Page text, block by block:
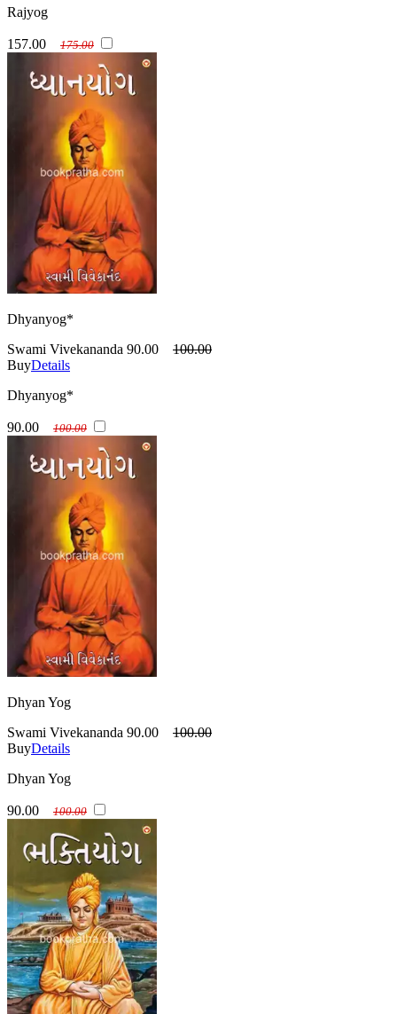
Rajyog
157.00 175.00
Dhyanyog*
Swami Vivekananda 90.00
100.00
BuyDetails
Dhyanyog*
90.00 100.00
Dhyan Yog
Swami Vivekananda 90.00
100.00
BuyDetails
Dhyan Yog
90.00 100.00